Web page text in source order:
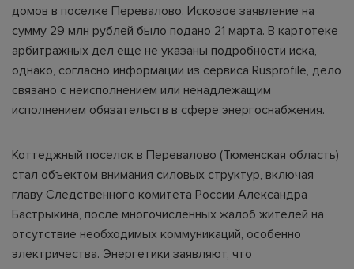
домов в поселке Перевалово. Исковое заявление на
сумму 29 млн рублей было подано 21 марта. В картотеке
арбитражных дел еще не указаны подробности иска,
однако, согласно информации из сервиса Rusprofile, дело
связано с неисполнением или ненадлежащим
исполнением обязательств в сфере энергоснабжения.
Коттеджный поселок в Перевалово (Тюменская область)
стал объектом внимания силовых структур, включая
главу Следственного комитета России Александра
Бастрыкина, после многочисленных жалоб жителей на
отсутствие необходимых коммуникаций, особенно
электричества. Энергетики заявляют, что